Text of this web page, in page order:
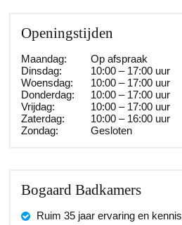
Openingstijden
Maandag:
Op afspraak
Dinsdag:
10:00 – 17:00 uur
Woensdag:
10:00 – 17:00 uur
Donderdag:
10:00 – 17:00 uur
Vrijdag:
10:00 – 17:00 uur
Zaterdag:
10:00 – 16:00 uur
Zondag:
Gesloten
Bogaard Badkamers
Ruim 35 jaar ervaring en kennis